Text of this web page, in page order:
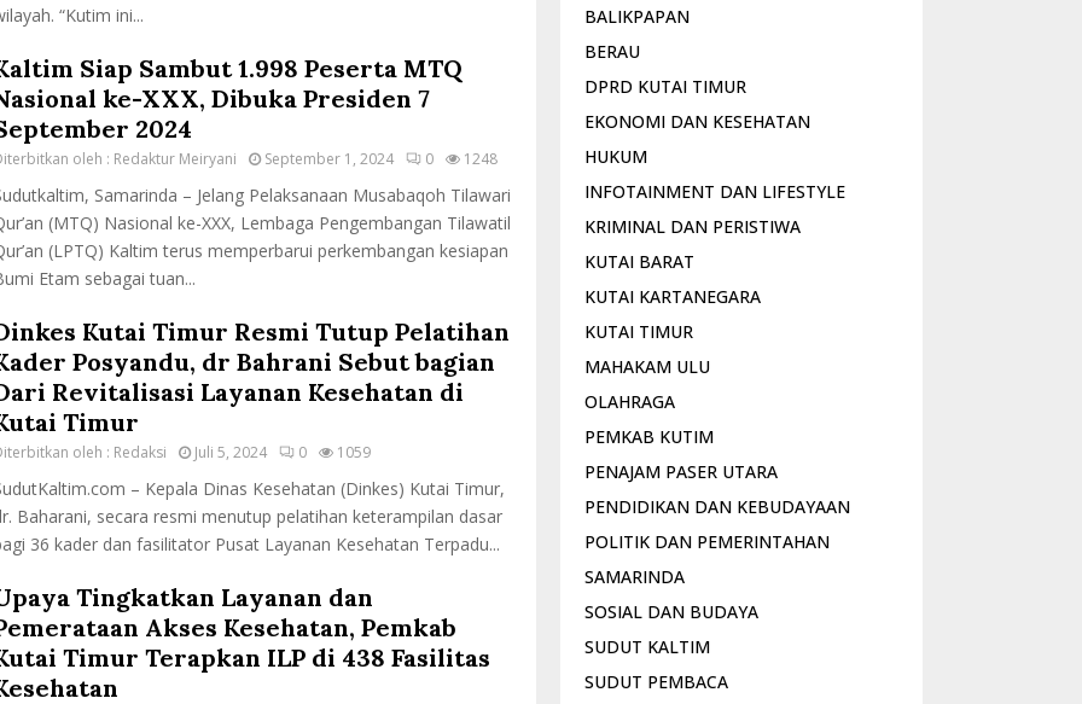
“Kutim ini...
Siap Sambut 1.998 Peserta MTQ
ke-XXX, Dibuka Presiden 7
2024
oleh : Redaktur Meiryani September 1, 2024 0 1248
Samarinda – Jelang Pelaksanaan Musabaqoh Tilawari
(MTQ) Nasional ke-XXX, Lembaga Pengembangan Tilawatil
(LPTQ) Kaltim terus memperbarui perkembangan kesiapan
Etam sebagai tuan...
Kutai Timur Resmi Tutup Pelatihan
Posyandu, dr Bahrani Sebut bagian
Revitalisasi Layanan Kesehatan di
Timur
oleh : Redaksi Juli 5, 2024 0 1059
– Kepala Dinas Kesehatan (Dinkes) Kutai Timur,
Baharani, secara resmi menutup pelatihan keterampilan dasar
36 kader dan fasilitator Pusat Layanan Kesehatan Terpadu...
Tingkatkan Layanan dan
Akses Kesehatan, Pemkab
Timur Terapkan ILP di 438 Fasilitas
BALIKPAPAN
BERAU
DPRD KUTAI TIMUR
EKONOMI DAN KESEHATAN
HUKUM
INFOTAINMENT DAN LIFESTYLE
KRIMINAL DAN PERISTIWA
KUTAI BARAT
KUTAI KARTANEGARA
KUTAI TIMUR
MAHAKAM ULU
OLAHRAGA
PEMKAB KUTIM
PENAJAM PASER UTARA
PENDIDIKAN DAN KEBUDAYAAN
POLITIK DAN PEMERINTAHAN
SAMARINDA
SOSIAL DAN BUDAYA
SUDUT KALTIM
SUDUT PEMBACA